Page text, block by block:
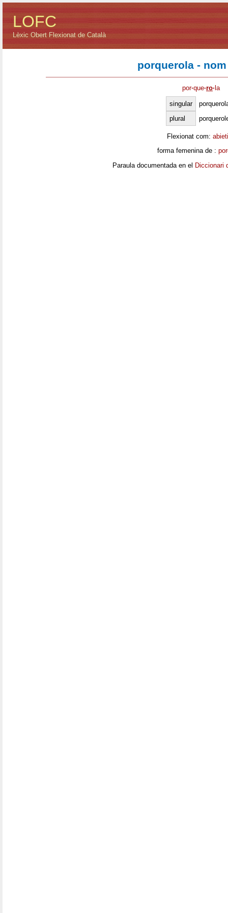
LOFC
Lèxic Obert Flexionat de Català
porquerola -
por·que·ro· la
singular
plural
Flexionat com:
forma femenina de :
Paraula documentada en el Diccionari